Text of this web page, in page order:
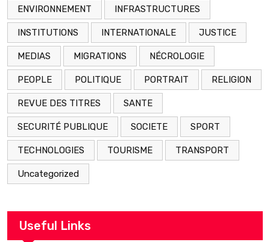
ENVIRONNEMENT INFRASTRUCTURES
INSTITUTIONS INTERNATIONALE JUSTICE
MEDIAS MIGRATIONS NÉCROLOGIE
PEOPLE POLITIQUE PORTRAIT RELIGION
REVUE DES TITRES SANTE
SECURITÉ PUBLIQUE SOCIETE SPORT
TECHNOLOGIES TOURISME TRANSPORT
Uncategorized
Useful Links